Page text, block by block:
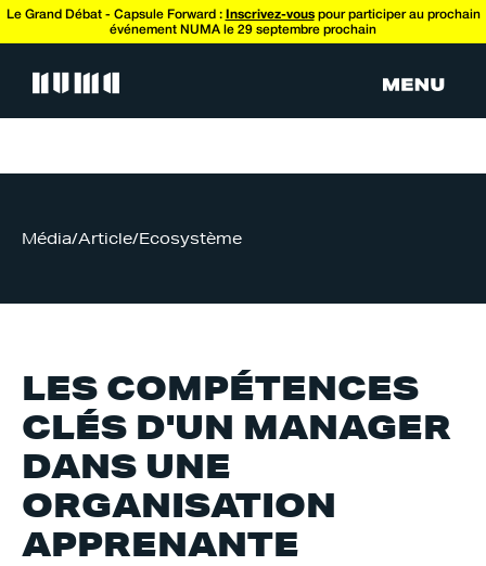
Le Grand Débat - Capsule Forward : Inscrivez-vouspour participer au prochain
événement NUMA le 29 septembre prochain
Média/Article/Ecosystème
LES COMPÉTENCES
CLÉS D'UN MANAGER
DANS UNE
ORGANISATION
APPRENANTE